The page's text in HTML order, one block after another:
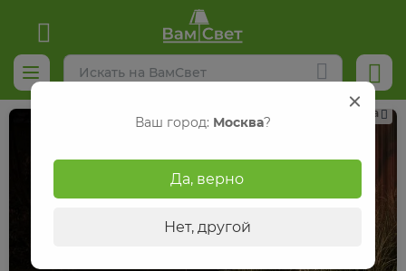
Реклама
Ваш город: Москва?
Да, верно
Нет, другой